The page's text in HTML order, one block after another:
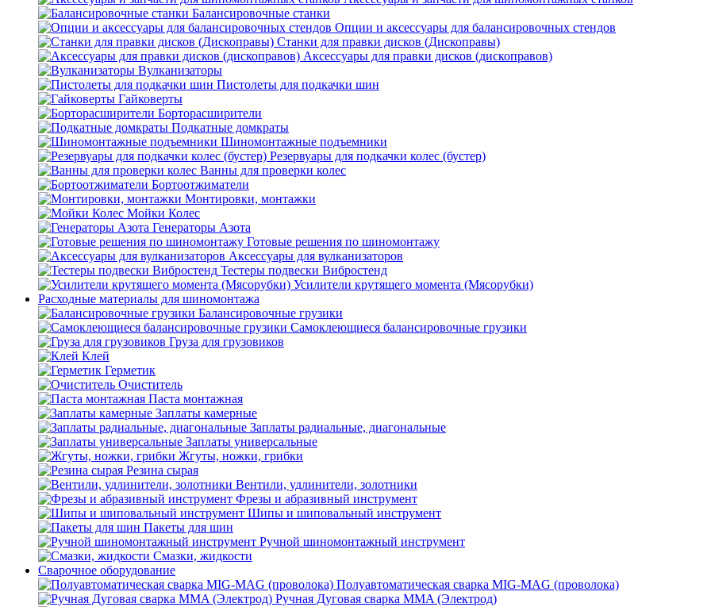
Балансировочные станки
Опции и аксессуары для балансировочных стендов
Станки для правки дисков (Дископравы)
Аксессуары для правки дисков (дископравов)
Вулканизаторы
Пистолеты для подкачки шин
Гайковерты
Борторасширители
Подкатные домкраты
Шиномонтажные подъемники
Резервуары для подкачки колес (бустер)
Ванны для проверки колес
Бортоотжиматели
Монтировки, монтажки
Мойки Колес
Генераторы Азота
Готовые решения по шиномонтажу
Аксессуары для вулканизаторов
Тестеры подвески Вибростенд
Усилители крутящего момента (Мясорубки)
Расходные материалы для шиномонтажа
Балансировочные грузики
Самоклеющиеся балансировочные грузики
Груза для грузовиков
Клей
Герметик
Очиститель
Паста монтажная
Заплаты камерные
Заплаты радиальные, диагональные
Заплаты универсальные
Жгуты, ножки, грибки
Резина сырая
Вентили, удлинители, золотники
Фрезы и абразивный инструмент
Шипы и шиповальный инструмент
Пакеты для шин
Ручной шиномонтажный инструмент
Смазки, жидкости
Сварочное оборудование
Полуавтоматическая сварка MIG-MAG (проволока)
Ручная Дуговая сварка MMA (Электрод)